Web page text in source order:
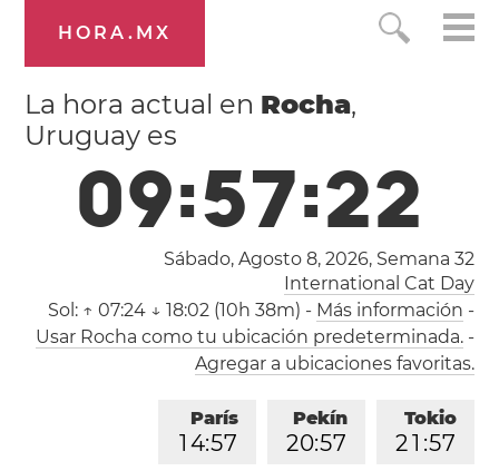
HORA.MX
La hora actual en Rocha,
Uruguay es
09:57:23
Sábado, Agosto 8, 2026, Semana 32
International Cat Day
Sol: ↑ 07:24 ↓ 18:02 (10h 38m) - Más información -
Usar Rocha como tu ubicación predeterminada.-
Agregar a ubicaciones favoritas.
Tokio
21 :57
Pekín
20:57
París
1 4:57